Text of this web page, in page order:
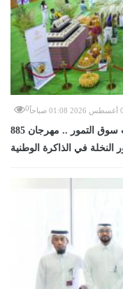
0
885 مزرعة توفر أكثر من 75 % من احتياجات سوق التمور .. مهرجان
في الذاكرة الوطنية